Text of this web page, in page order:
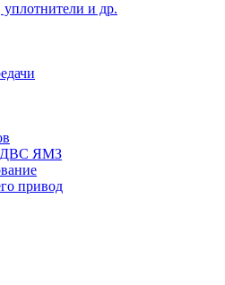
и др.
ДВС ЯМЗ
привод